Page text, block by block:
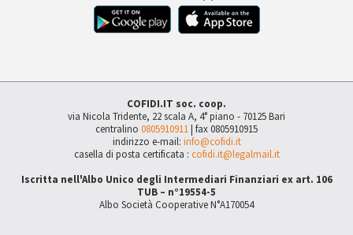
COFIDI.IT soc. coop.
via Nicola Tridente, 22 scala A, 4° piano - 70125 Bari
centralino 0805910911| fax 0805910915
indirizzo e-mail: info@cofidi.it
casella di posta certificata : cofidi.it@legalmail.it
Iscritta nell'Albo Unico degli Intermediari Finanziari ex art. 106
TUB – n°19554-5
Albo Società Cooperative N°A170054